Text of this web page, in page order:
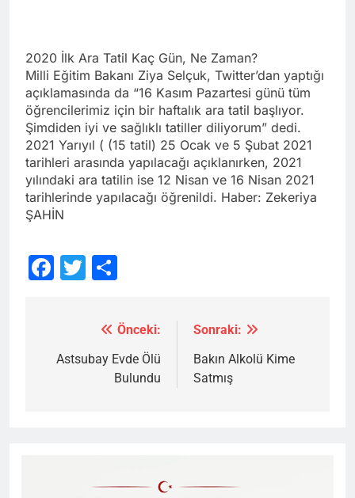
2020 İlk Ara Tatil Kaç Gün, Ne Zaman?
Milli Eğitim Bakanı Ziya Selçuk, Twitter’dan yaptığı
açıklamasında da “16 Kasım Pazartesi günü tüm
öğrencilerimiz için bir haftalık ara tatil başlıyor.
Şimdiden iyi ve sağlıklı tatiller diliyorum” dedi.
2021 Yarıyıl ( (15 tatil) 25 Ocak ve 5 Şubat 2021
tarihleri arasında yapılacağı açıklanırken, 2021
yılındaki ara tatilin ise 12 Nisan ve 16 Nisan 2021
tarihlerinde yapılacağı öğrenildi. Haber: Zekeriya
ŞAHİN
Facebook
Twitter
gezinmesi
Önceki:
Astsubay Evde Ölü
Bulundu
Sonraki:
Bakın Alkolü Kime
Satmış